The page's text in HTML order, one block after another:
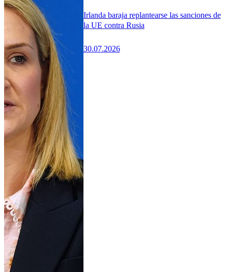
Irlanda baraja replantearse las sanciones de
la UE contra Rusia
30.07.2026